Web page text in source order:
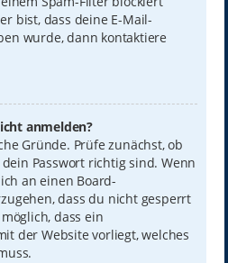
bist, dass deine E-Mail-
wurde, dann kontaktiere
anmelden?
Gründe. Prüfe zunächst, ob
Passwort richtig sind. Wenn
an einen Board-
dass du nicht gesperrt
dass ein
der Website vorliegt, welches